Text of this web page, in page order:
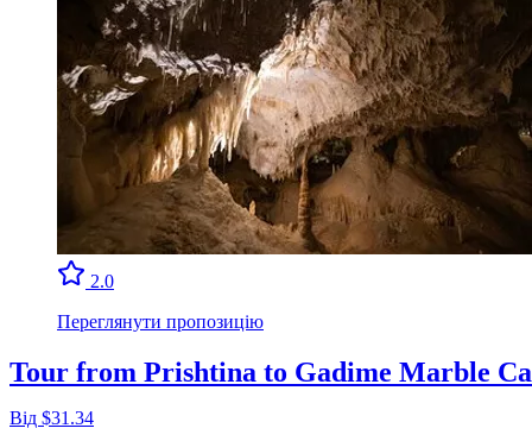
2.0
Переглянути пропозицію
Tour from Prishtina to Gadime Marble
Від $31.34